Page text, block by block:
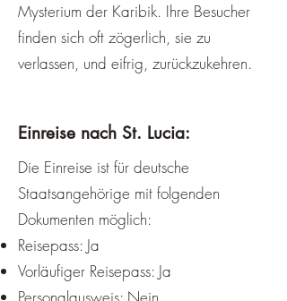
Mysterium der Karibik. Ihre Besucher
finden sich oft zögerlich, sie zu
verlassen, und eifrig, zurückzukehren.
Einreise nach St. Lucia:
Die Einreise ist für deutsche
Staatsangehörige mit folgenden
Dokumenten möglich:
Reisepass: Ja
Vorläufiger Reisepass: Ja